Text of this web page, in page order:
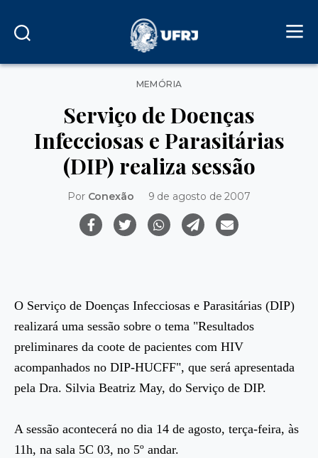
Categorias
MEMÓRIA
Serviço de Doenças
Infecciosas e Parasitárias
(DIP) realiza sessão
Por Conexão 9 de agosto de 2007
O Serviço de Doenças Infecciosas e Parasitárias (DIP)
realizará uma sessão sobre o tema "Resultados
preliminares da coote de pacientes com HIV
acompanhados no DIP-HUCFF", que será apresentada
pela Dra. Silvia Beatriz May, do Serviço de DIP.
A sessão acontecerá no dia 14 de agosto, terça-feira, às
11h, na sala 5C 03, no 5º andar.